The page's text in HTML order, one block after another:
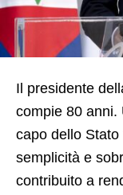
Il presidente
compie 80 anni.
capo dello Stato
semplicità e
contribuito a